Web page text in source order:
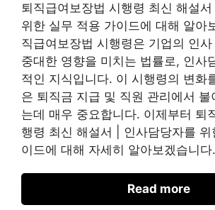
퇴직급여보장법 시행령 최신 해설
위한 실무 적용 가이드에 대해 알아
직급여보장법 시행령은 기업의 인
중대한 영향을 미치는 법률로, 인사
적인 지식입니다. 이 시행령의 변화
은 퇴직금 지급 및 직원 관리에서 불
는데 매우 중요합니다. 이제부터 퇴
행령 최신 해설서 | 인사담당자를
이드에 대해 자세히 알아보겠습니
Read more